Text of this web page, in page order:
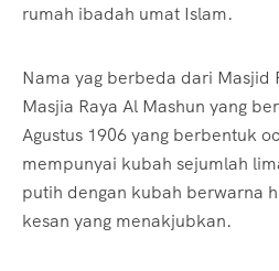
rumah ibadah umat Islam.
Nama yag berbeda dari Masjid
Masjia Raya Al Mashun yang
Agustus 1906 yang berbentuk
mempunyai kubah sejumlah
putih dengan kubah berwarna
kesan yang menakjubkan.